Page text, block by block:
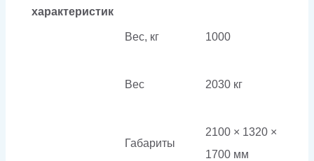
характеристик
Вес, кг 1000
Вес 2030 кг
Габариты
2100 × 1320 ×
1700 мм